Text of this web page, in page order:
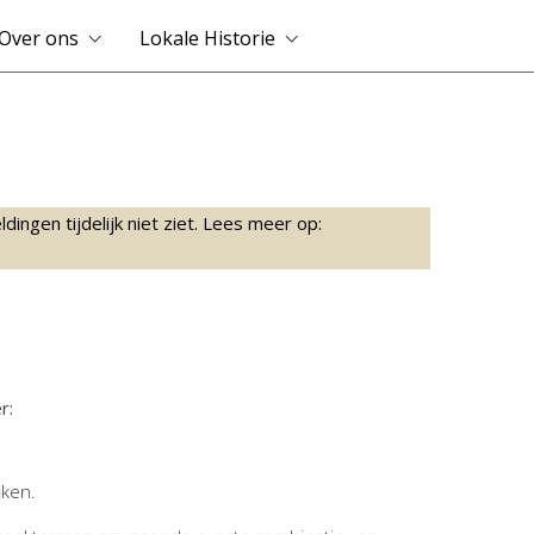
ons Lokale Historie
tijdelijk niet ziet. Lees meer op: